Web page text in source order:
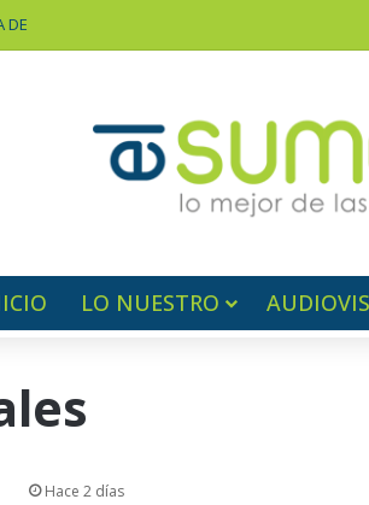
DE
LO NUESTRO
Hace 2 días